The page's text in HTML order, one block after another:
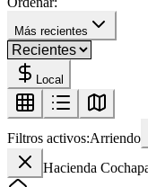
Más recientes
Local
Filtros activos:Arriendo
Hacienda